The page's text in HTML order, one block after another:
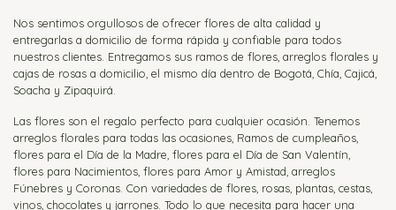
Nos sentimos orgullosos de ofrecer flores de alta calidad y
entregarlas a domicilio de forma rápida y confiable para todos
nuestros clientes. Entregamos sus ramos de flores, arreglos florales y
cajas de rosas a domicilio, el mismo día dentro de Bogotá, Chía, Cajicá,
Soacha y Zipaquirá.
Las flores son el regalo perfecto para cualquier ocasión. Tenemos
arreglos florales para todas las ocasiones, Ramos de cumpleaños,
flores para el Día de la Madre, flores para el Día de San Valentín,
flores para Nacimientos, flores para Amor y Amistad, arreglos
Fúnebres y Coronas. Con variedades de flores, rosas, plantas, cestas,
vinos, chocolates y jarrones. Todo lo que necesita para hacer una